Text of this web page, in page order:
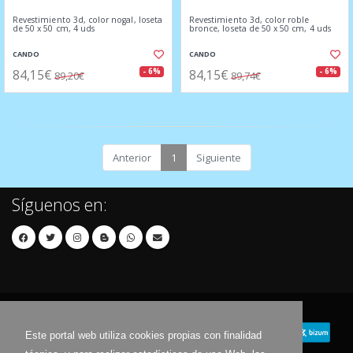
Este portal web utiliza cookies propias con finalidad
Revestimiento 3d, color nogal, loseta
de 50 x 50 cm, 4 uds
CANDO
84,15€ 89,20€ - 6%
Revestimiento 3d, color roble
bronce, loseta de 50 x 50 cm, 4 uds
CANDO
84,15€ 89,74€ - 6%
Anterior 1 Siguiente
Síguenos en: